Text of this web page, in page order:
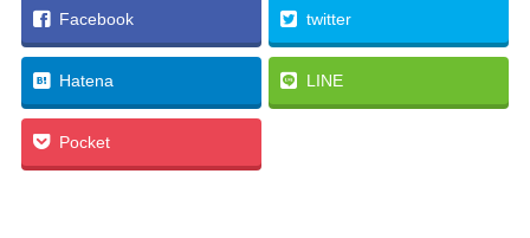
Facebook twitter
Hatena LINE
Pocket